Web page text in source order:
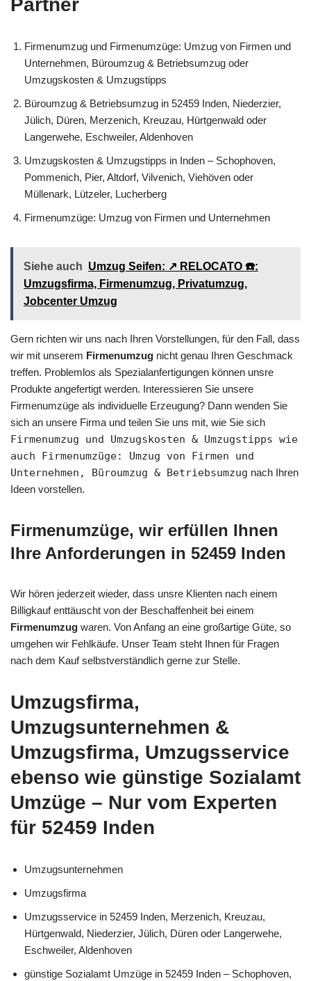
Partner
Firmenumzug und Firmenumzüge: Umzug von Firmen und
Unternehmen, Büroumzug & Betriebsumzug oder
Umzugskosten & Umzugstipps
Büroumzug & Betriebsumzug in 52459 Inden, Niederzier,
Jülich, Düren, Merzenich, Kreuzau, Hürtgenwald oder
Langerwehe, Eschweiler, Aldenhoven
Umzugskosten & Umzugstipps in Inden – Schophoven,
Pommenich, Pier, Altdorf, Vilvenich, Viehöven oder
Müllenark, Lützeler, Lucherberg
Firmenumzüge: Umzug von Firmen und Unternehmen
Siehe auch Umzug Seifen: ↗️ RELOCATO ☎️:
Umzugsfirma, Firmenumzug, Privatumzug,
Jobcenter Umzug
Gern richten wir uns nach Ihren Vorstellungen, für den Fall, dass
wir mit unserem Firmenumzug nicht genau Ihren Geschmack
treffen. Problemlos als Spezialanfertigungen können unsre
Produkte angefertigt werden. Interessieren Sie unsere
Firmenumzüge als individuelle Erzeugung? Dann wenden Sie
sich an unsere Firma und teilen Sie uns mit, wie Sie sich
Firmenumzug und Umzugskosten & Umzugstipps wie
auch Firmenumzüge: Umzug von Firmen und
Unternehmen, Büroumzug & Betriebsumzug nach Ihren
Ideen vorstellen.
Firmenumzüge, wir erfüllen Ihnen
Ihre Anforderungen in 52459 Inden
Wir hören jederzeit wieder, dass unsre Klienten nach einem
Billigkauf enttäuscht von der Beschaffenheit bei einem
Firmenumzug waren. Von Anfang an eine großartige Güte, so
umgehen wir Fehlkäufe. Unser Team steht Ihnen für Fragen
nach dem Kauf selbstverständlich gerne zur Stelle.
Umzugsfirma,
Umzugsunternehmen &
Umzugsfirma, Umzugsservice
ebenso wie günstige Sozialamt
Umzüge – Nur vom Experten
für 52459 Inden
Umzugsunternehmen
Umzugsfirma
Umzugsservice in 52459 Inden, Merzenich, Kreuzau,
Hürtgenwald, Niederzier, Jülich, Düren oder Langerwehe,
Eschweiler, Aldenhoven
günstige Sozialamt Umzüge in 52459 Inden – Schophoven,